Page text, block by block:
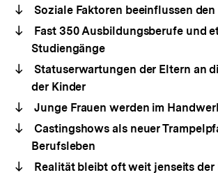
Soziale Faktoren beeinflussen
Fast 350 Ausbildungsberufe und
Studiengänge
Statuserwartungen der Eltern an
der Kinder
Junge Frauen werden im
Castingshows als neuer
Berufsleben
Realität bleibt oft weit jenseits der